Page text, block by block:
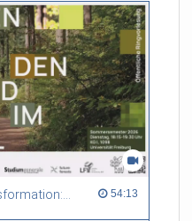
Between tradition and transformation: how owners, advisers and institutions co-create knowledge for resilient forests in Europe 54:13